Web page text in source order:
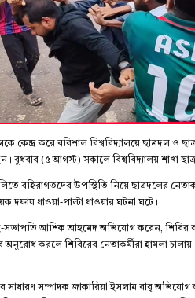
কেন্দ্র করে বরিশাল বিশ্ববিদ্যালয়ে ছাত্রদল ও
(৫ আগস্ট) সকালে বিশ্ববিদ্যালয় শাখা
বহিরাগতদের উপস্থিতি নিয়ে ছাত্রদলের
দফায় ধাওয়া-পাল্টা ধাওয়ার ঘটনা ঘটে।
সভাপতি আশিক আহমেদ অভিযোগ করেন, শিবির
অনুরোধ করলে শিবিরের নেতাকর্মীরা হামলা
সাধারণ সম্পাদক জাকারিয়া ইসলাম বাবু